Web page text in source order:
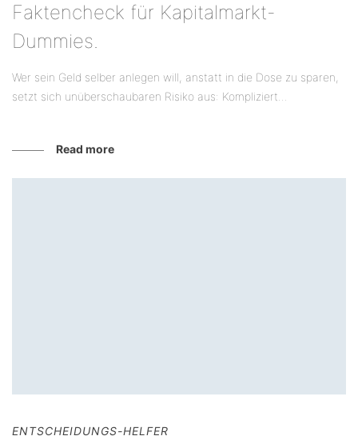
Faktencheck für Kapitalmarkt-
Dummies.
Wer sein Geld selber anlegen will, anstatt in die Dose zu sparen,
setzt sich unüberschaubaren Risiko aus: Kompliziert...
Read more
ENTSCHEIDUNGS-HELFER